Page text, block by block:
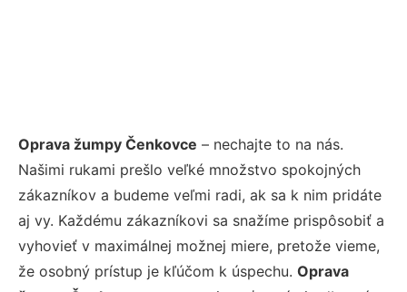
Oprava žumpy Čenkovce – nechajte to na nás.
Našimi rukami prešlo veľké množstvo spokojných
zákazníkov a budeme veľmi radi, ak sa k nim pridáte
aj vy. Každému zákazníkovi sa snažíme prispôsobiť a
vyhovieť v maximálnej možnej miere, pretože vieme,
že osobný prístup je kľúčom k úspechu. Oprava